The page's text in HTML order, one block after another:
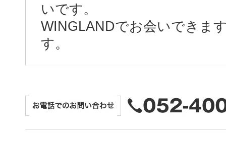
いです。
WINGLANDでお会いできま
す。